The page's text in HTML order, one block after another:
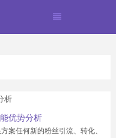
优势分析
任何新的粉丝引流、转化、